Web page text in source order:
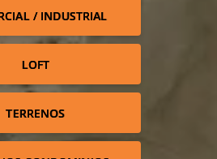
/ INDUSTRIAL
LOFT
TERRENOS